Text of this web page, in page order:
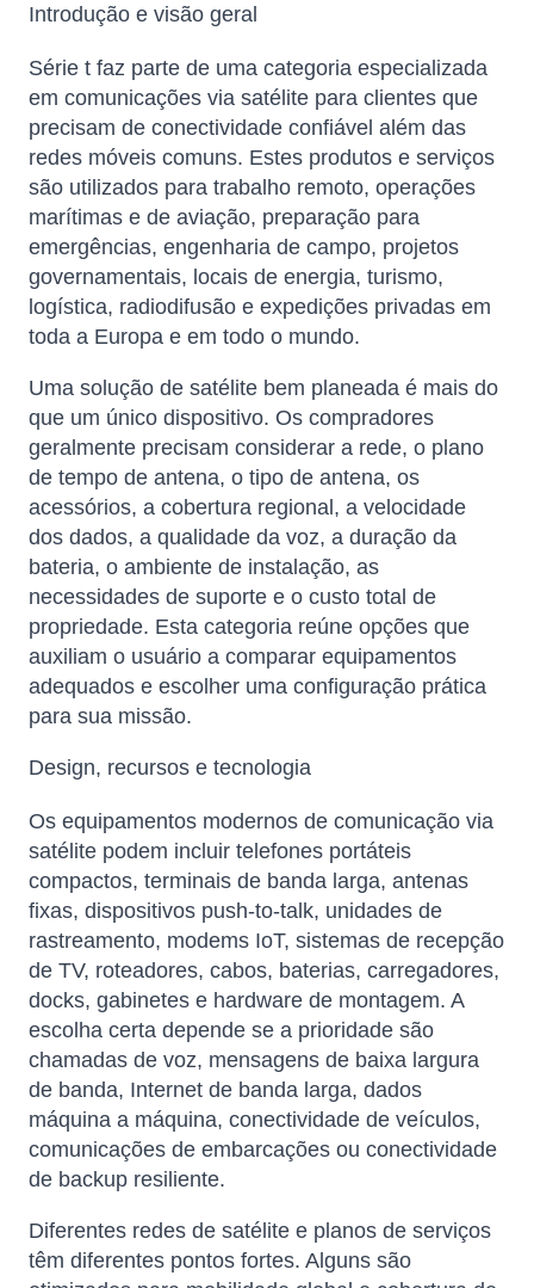
Introdução e visão geral
Série t faz parte de uma categoria especializada
em comunicações via satélite para clientes que
precisam de conectividade confiável além das
redes móveis comuns. Estes produtos e serviços
são utilizados para trabalho remoto, operações
marítimas e de aviação, preparação para
emergências, engenharia de campo, projetos
governamentais, locais de energia, turismo,
logística, radiodifusão e expedições privadas em
toda a Europa e em todo o mundo.
Uma solução de satélite bem planeada é mais do
que um único dispositivo. Os compradores
geralmente precisam considerar a rede, o plano
de tempo de antena, o tipo de antena, os
acessórios, a cobertura regional, a velocidade
dos dados, a qualidade da voz, a duração da
bateria, o ambiente de instalação, as
necessidades de suporte e o custo total de
propriedade. Esta categoria reúne opções que
auxiliam o usuário a comparar equipamentos
adequados e escolher uma configuração prática
para sua missão.
Design, recursos e tecnologia
Os equipamentos modernos de comunicação via
satélite podem incluir telefones portáteis
compactos, terminais de banda larga, antenas
fixas, dispositivos push-to-talk, unidades de
rastreamento, modems IoT, sistemas de recepção
de TV, roteadores, cabos, baterias, carregadores,
docks, gabinetes e hardware de montagem. A
escolha certa depende se a prioridade são
chamadas de voz, mensagens de baixa largura
de banda, Internet de banda larga, dados
máquina a máquina, conectividade de veículos,
comunicações de embarcações ou conectividade
de backup resiliente.
Diferentes redes de satélite e planos de serviços
têm diferentes pontos fortes. Alguns são